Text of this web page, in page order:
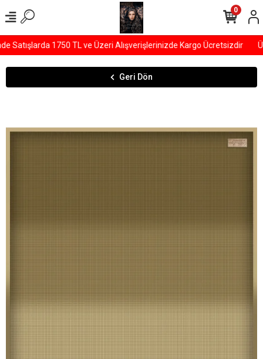
1750 TL ve Üzeri Alışverişlerinizde Kargo Ücretsizdir
0
Geri Dön